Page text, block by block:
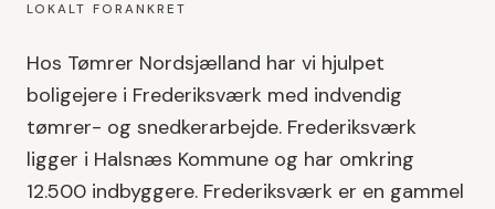
LOKALT FORANKRET
Hos Tømrer Nordsjælland har vi hjulpet
boligejere i Frederiksværk med indvendig
tømrer- og snedkerarbejde. Frederiksværk
ligger i Halsnæs Kommune og har omkring
12.500 indbyggere. Frederiksværk er en gammel